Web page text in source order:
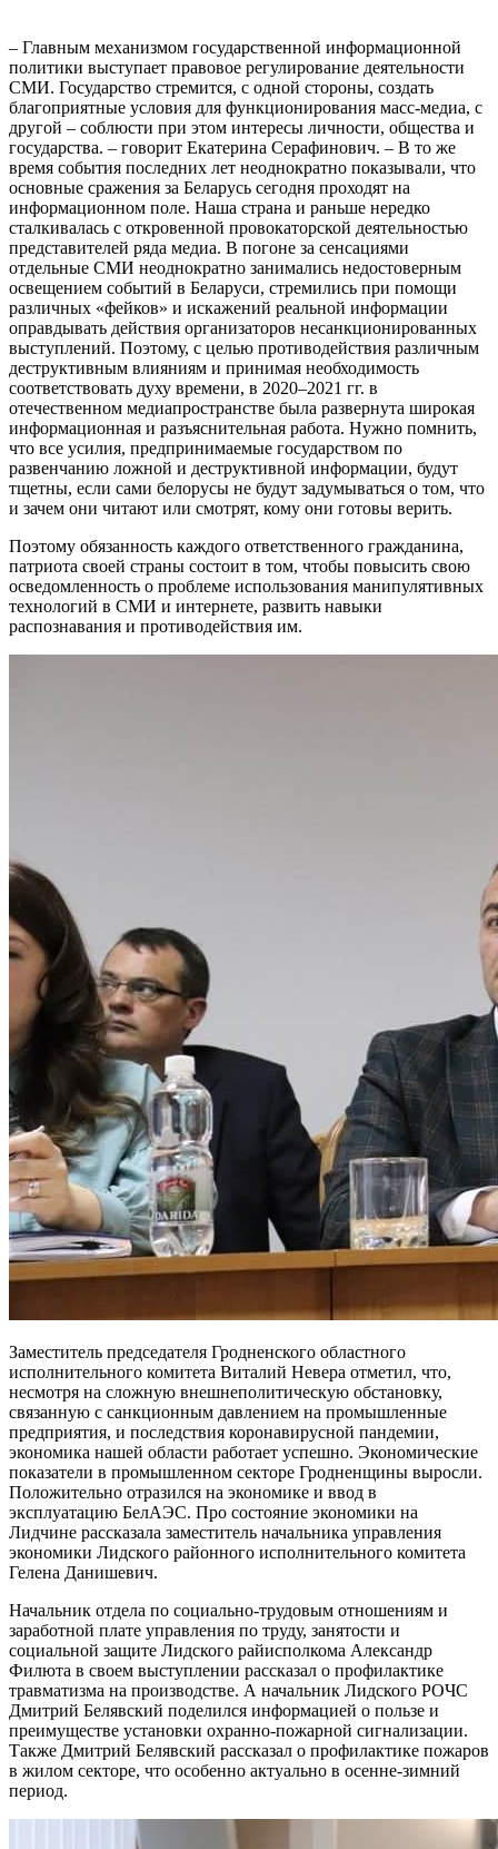
– Главным механизмом государственной информационной
политики выступает правовое регулирование деятельности
СМИ. Государство стремится, с одной стороны, создать
благоприятные условия для функционирования масс-медиа, с
другой – соблюсти при этом интересы личности, общества и
государства. – говорит Екатерина Серафинович. – В то же
время события последних лет неоднократно показывали, что
основные сражения за Беларусь сегодня проходят на
информационном поле. Наша страна и раньше нередко
сталкивалась с откровенной провокаторской деятельностью
представителей ряда медиа. В погоне за сенсациями
отдельные СМИ неоднократно занимались недостоверным
освещением событий в Беларуси, стремились при помощи
различных «фейков» и искажений реальной информации
оправдывать действия организаторов несанкционированных
выступлений. Поэтому, с целью противодействия различным
деструктивным влияниям и принимая необходимость
соответствовать духу времени, в 2020–2021 гг. в
отечественном медиапространстве была развернута широкая
информационная и разъяснительная работа. Нужно помнить,
что все усилия, предпринимаемые государством по
развенчанию ложной и деструктивной информации, будут
тщетны, если сами белорусы не будут задумываться о том, что
и зачем они читают или смотрят, кому они готовы верить.
Поэтому обязанность каждого ответственного гражданина,
патриота своей страны состоит в том, чтобы повысить свою
осведомленность о проблеме использования манипулятивных
технологий в СМИ и интернете, развить навыки
распознавания и противодействия им.
Заместитель председателя Гродненского областного
исполнительного комитета Виталий Невера отметил, что,
несмотря на сложную внешнеполитическую обстановку,
связанную с санкционным давлением на промышленные
предприятия, и последствия коронавирусной пандемии,
экономика нашей области работает успешно. Экономические
показатели в промышленном секторе Гродненщины выросли.
Положительно отразился на экономике и ввод в
эксплуатацию БелАЭС. Про состояние экономики на
Лидчине рассказала заместитель начальника управления
экономики Лидского районного исполнительного комитета
Гелена Данишевич.
Начальник отдела по социально-трудовым отношениям и
заработной плате управления по труду, занятости и
социальной защите Лидского райисполкома Александр
Филюта в своем выступлении рассказал о профилактике
травматизма на производстве. А начальник Лидского РОЧС
Дмитрий Белявский поделился информацией о пользе и
преимуществе установки охранно-пожарной сигнализации.
Также Дмитрий Белявский рассказал о профилактике пожаров
в жилом секторе, что особенно актуально в осенне-зимний
период.